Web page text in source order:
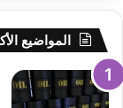
المواضيع